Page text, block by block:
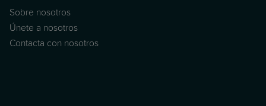
Sobre nosotros
Únete a nosotros
Contacta con nosotros